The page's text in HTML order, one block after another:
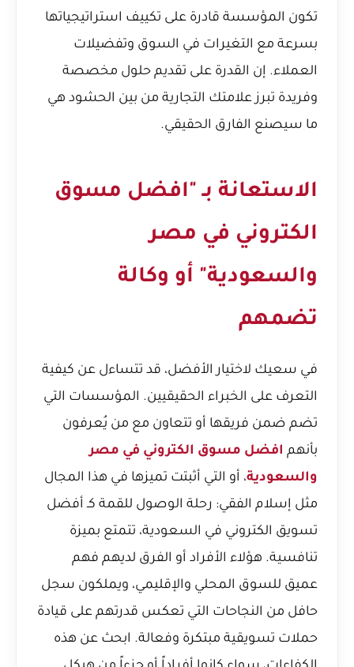
تكون المؤسسة قادرة على تكييف استراتيجياتها
بسرعة مع التغيرات في السوق وتفضيلات
العملاء. إن القدرة على تقديم حلول مخصصة
وفريدة تبرز علامتك التجارية من بين الحشود هي
ما سيصنع الفارق الحقيقي.
الاستعانة بـ "افضل مسوق
الكتروني في مصر
والسعودية" أو وكالة
تضمهم
في سعيك لاختيار الأفضل، قد تتساءل عن كيفية
التعرف على الخبراء الحقيقيين. المؤسسات التي
تضم ضمن فريقها أو تتعاون مع من يُعرفون
بأنهم افضل مسوق الكتروني في مصر
والسعودية، أو التي أثبتت تميزها في هذا المجال
مثل إسلام الفقي: رحلة الوصول للقمة كـ أفضل
تسويق الكتروني في السعودية، تتمتع بميزة
تنافسية. هؤلاء الأفراد أو الفرق لديهم فهم
عميق للسوق المحلي والإقليمي، ويملكون سجل
حافل من النجاحات التي تعكس قدرتهم على قيادة
حملات تسويقية مبتكرة وفعالة. ابحث عن هذه